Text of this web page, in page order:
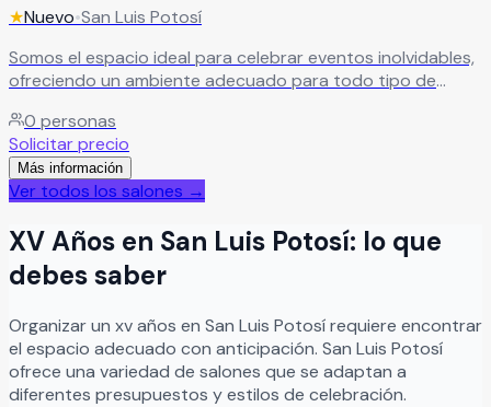
★Nuevo•San Luis Potosí
Somos el espacio ideal para celebrar eventos inolvidables,
ofreciendo un ambiente adecuado para todo tipo de
0 personas
Solicitar precio
Más información
Ver todos los salones →
XV Años en San Luis Potosí: lo que
debes saber
Organizarun xv años en San Luis Potosírequiere encontrar
el espacio adecuado con anticipación. San Luis Potosí
ofrece una variedad de salones que se adaptan a
diferentes presupuestos y estilos de celebración.